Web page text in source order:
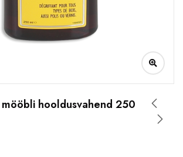
hooldusvahend 250